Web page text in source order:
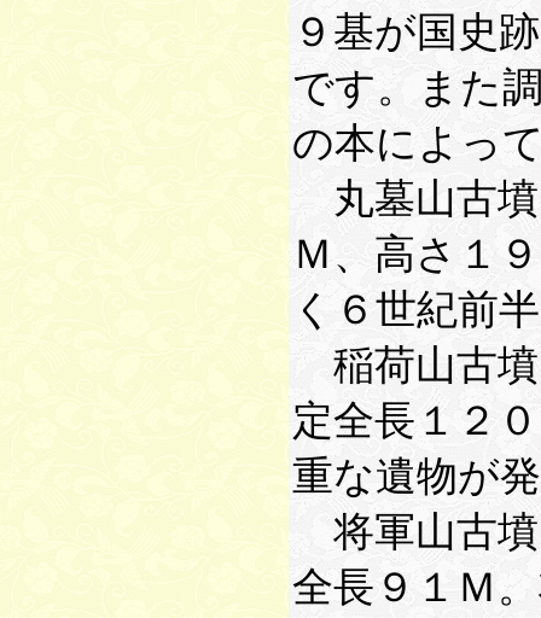
９基が国史
です。また
の本によっ
丸墓山古墳
Ｍ、高さ１
く６世紀前
稲荷山古墳
定全長１２
重な遺物が
将軍山古墳
全長９１Ｍ